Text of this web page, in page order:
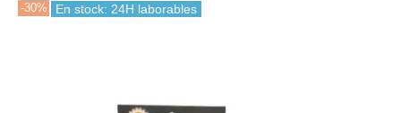
-30% En stock: 24H laborables